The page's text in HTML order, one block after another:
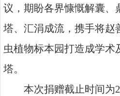
议，期盼各界慷慨解囊、
塔、汇涓成流，携手将赵
虫植物标本园打造成学术
塔。
本次捐赠截止时间为